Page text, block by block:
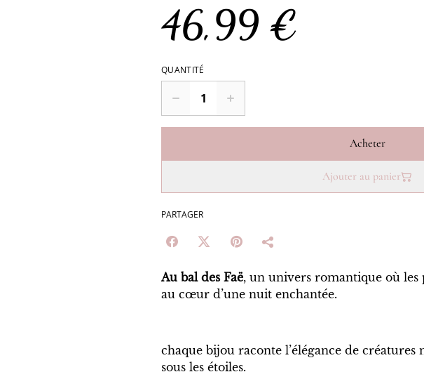
46,99 €
QUANTITÉ
Acheter
Ajouter au panier
PARTAGER
Au bal des Faë, un univers romantique où les
au cœur d’une nuit enchantée.
chaque bijou raconte l’élégance de créatures
sous les étoiles.